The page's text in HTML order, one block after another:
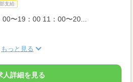
支給
〜19：00 11：00〜20...
もっと見る
人詳細を見る